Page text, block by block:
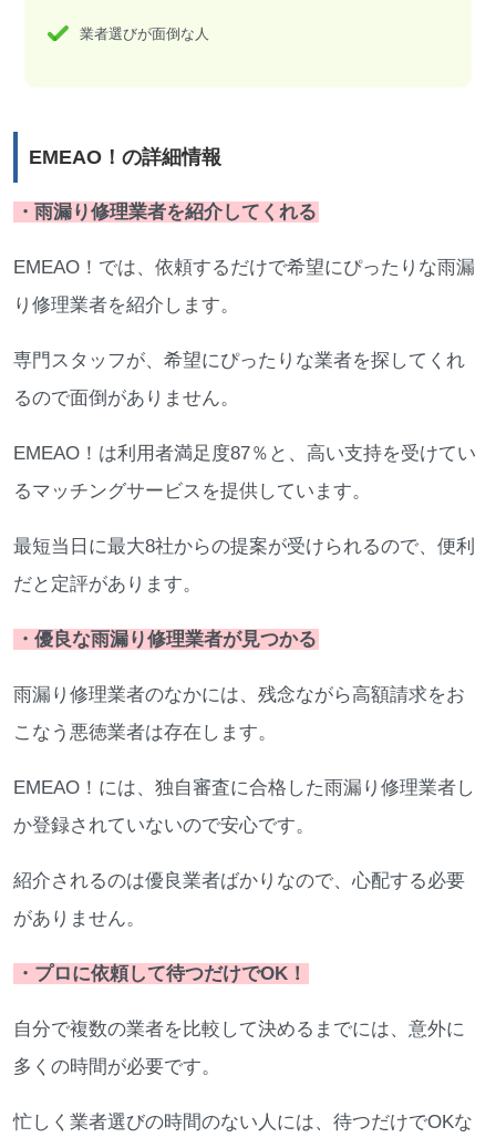
業者選びが面倒な人
EMEAO！の詳細情報
・雨漏り修理業者を紹介してくれる
EMEAO！では、依頼するだけで希望にぴったりな雨漏
り修理業者を紹介します。
専門スタッフが、希望にぴったりな業者を探してくれ
るので面倒がありません。
EMEAO！は利用者満足度87％と、高い支持を受けてい
るマッチングサービスを提供しています。
最短当日に最大8社からの提案が受けられるので、便利
だと定評があります。
・優良な雨漏り修理業者が見つかる
雨漏り修理業者のなかには、残念ながら高額請求をお
こなう悪徳業者は存在します。
EMEAO！には、独自審査に合格した雨漏り修理業者し
か登録されていないので安心です。
紹介されるのは優良業者ばかりなので、心配する必要
がありません。
・プロに依頼して待つだけでOK！
自分で複数の業者を比較して決めるまでには、意外に
多くの時間が必要です。
忙しく業者選びの時間のない人には、待つだけでOKな